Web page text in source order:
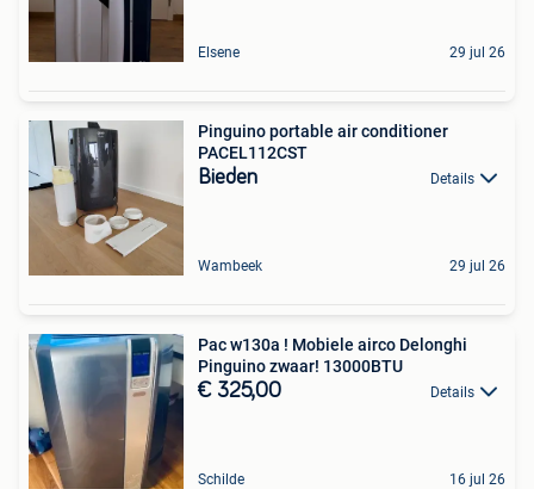
Elsene 29 jul 26
Pinguino portable air conditioner
PACEL112CST
Bieden Details
Wambeek 29 jul 26
Pac w130a ! Mobiele airco Delonghi
Pinguino zwaar! 13000BTU
€ 325,00 Details
Schilde 16 jul 26